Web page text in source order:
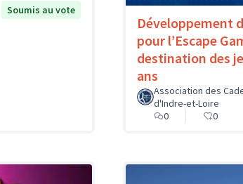
Soumis au vote
Développement
pour l’Escape
destination des
ans
Association des
d'Indre-et-Loire
0
0